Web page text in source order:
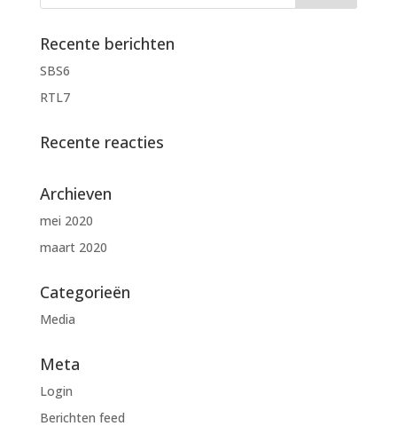
Recente berichten
SBS6
RTL7
Recente reacties
Archieven
mei 2020
maart 2020
Categorieën
Media
Meta
Login
Berichten feed